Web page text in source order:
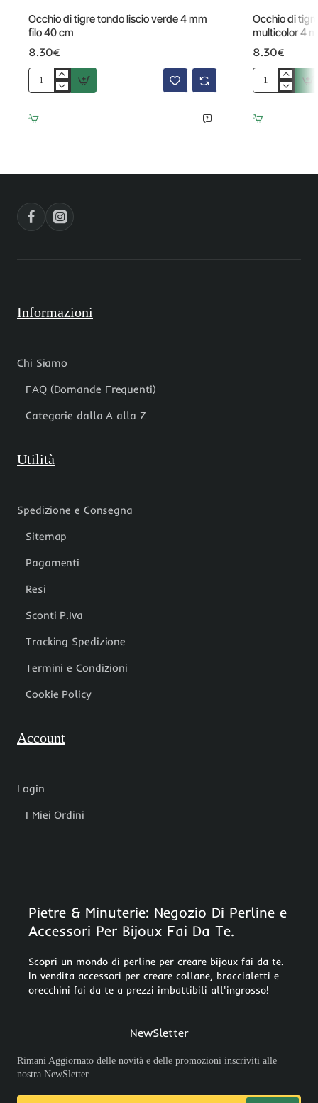
Occhio di tigre tondo liscio verde 4 mm
filo 40 cm
8.30€
Occhio
tigre
tondo
40
cm
Occhio di
multicolor 4
8.30€
Occhio
tigre
tondo
Informazioni
Chi Siamo
FAQ (Domande Frequenti)
Categorie dalla A alla Z
Utilità
Spedizione e Consegna
Sitemap
Pagamenti
Resi
Sconti P.Iva
Tracking Spedizione
Termini e Condizioni
Cookie Policy
Account
Login
I Miei Ordini
Pietre & Minuterie: Negozio Di Perline e
Accessori Per Bijoux Fai Da Te.
Scopri un mondo di perline per creare bijoux fai da te.
In vendita accessori per creare collane, braccialetti e
orecchini fai da te a prezzi imbattibili all'ingrosso!
NewSletter
Rimani Aggiornato delle novità e delle promozioni inscriviti alle
nostra NewSletter